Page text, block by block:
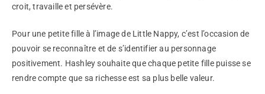
croit, travaille et persévère.
Pour une petite fille à l’image de Little Nappy, c’est l’occasion de
pouvoir se reconnaître et de s’identifier au personnage
positivement. Hashley souhaite que chaque petite fille puisse se
rendre compte que sa richesse est sa plus belle valeur.